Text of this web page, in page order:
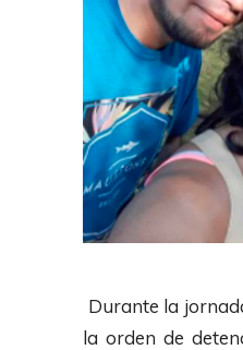
Durante la
la orden de